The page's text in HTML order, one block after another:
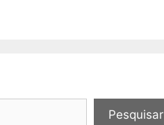
Pesquisar